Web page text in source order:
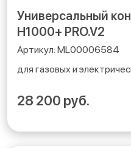
Универсальный
H1000+ PRO.V2
ML00006584
для газовых и
28 200 руб.